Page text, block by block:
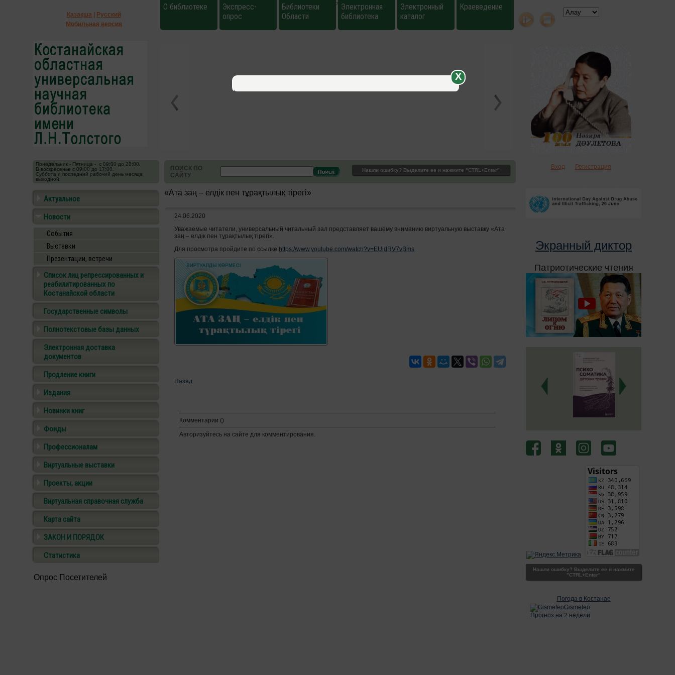
>
Қазақша
Русский
Мобильная версия
О библиотеке
Экспресс-
опрос
Библиотеки
Области
Электронная
библиотека
Электронный
каталог
Краеведение
Понедельник - Пятница - с 09:00 до 20:00.
В воскресенье с 09:00 до 17:00.
Суббота и последний рабочий день месяца
выходной.
ПОИСК ПО
САЙТУ
Нашли ошибку? Выделите ее и нажмите "CTRL+Enter" Вход Регистрация
Актуальное
Новости
События
Выставки
Презентации, встречи
Список лиц репрессированных и
реабилитированных по
Костанайской области
Государственные символы
Полнотекстовые базы данных
Электронная доставка
документов
Продление книги
Издания
Новинки книг
Фонды
Профессионалам
Виртуальные выставки
Проекты, акции
Виртуальная справочная служба
Карта сайта
ЗАКОН И ПОРЯДОК
Статистика
Опрос Посетителей
«Ата заң – елдік пен тұрақтылық тірегі»
24.06.2020
Уважаемые читатели, универсальный читальный зал представляет вашему вниманию виртуальную выставку «Ата
заң – елдік пен тұрақтылық тірегі».
Для просмотра пройдите по ссылке: https://www.youtube.com/watch?v=EUidRV7vBms
Назад
Комментарии ()
Авторизуйтесь на сайте для комментирования.
Экранный диктор
Патриотические чтения
Нашли ошибку? Выделите ее и нажмите
"CTRL+Enter"
Погода в Костанае
Gismeteo
Прогноз на 2 недели
X